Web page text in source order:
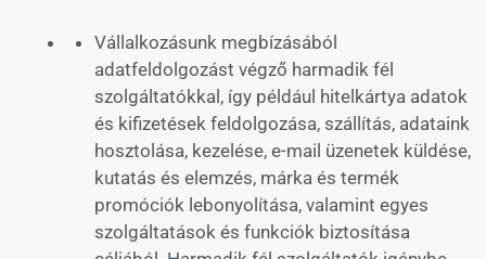
Vállalkozásunk megbízásából
adatfeldolgozást végző harmadik fél
szolgáltatókkal, így például hitelkártya adatok
és kifizetések feldolgozása, szállítás, adataink
hosztolása, kezelése, e-mail üzenetek küldése,
kutatás és elemzés, márka és termék
promóciók lebonyolítása, valamint egyes
szolgáltatások és funkciók biztosítása